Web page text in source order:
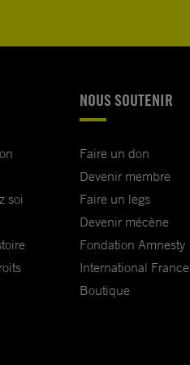
soi
NOUS SOUTENIR
Faire un don
Devenir membre
Faire un legs
Devenir mécène
Fondation Amnesty
International France
Boutique